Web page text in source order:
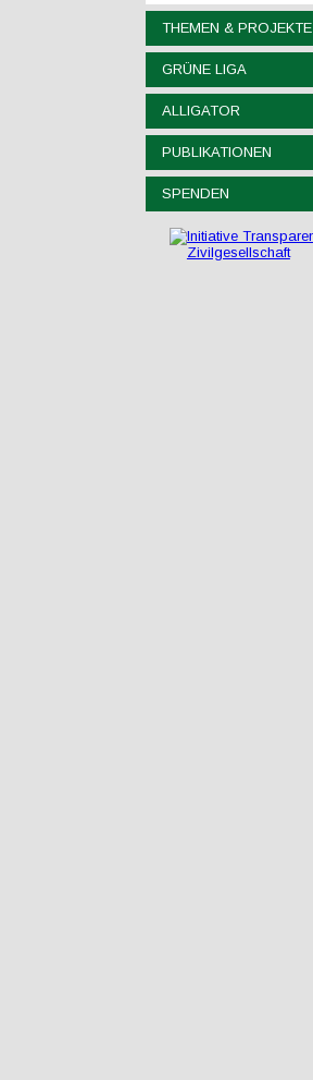
THEMEN & PROJEKTE
GRÜNE LIGA
ALLIGATOR
PUBLIKATIONEN
SPENDEN